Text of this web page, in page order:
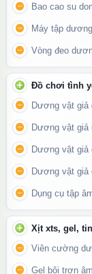
Chống nước hiệu
vệ sinh thoải mái
Bao cao su
Máy tập
Vòng đeo
Đồ chơi tình
Dương vật giả
Dương vật giả
Dương vật giả
Dương vật giả
Dụng cụ tập
Xịt xts, gel,
Viên cường
Gel bôi trơn